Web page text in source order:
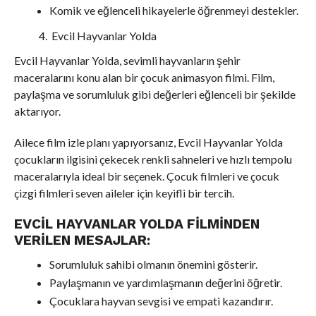
Komik ve eğlenceli hikayelerle öğrenmeyi destekler.
Evcil Hayvanlar Yolda
Evcil Hayvanlar Yolda, sevimli hayvanların şehir
maceralarını konu alan bir çocuk animasyon filmi. Film,
paylaşma ve sorumluluk gibi değerleri eğlenceli bir şekilde
aktarıyor.
Ailece film izle planı yapıyorsanız, Evcil Hayvanlar Yolda
çocukların ilgisini çekecek renkli sahneleri ve hızlı tempolu
maceralarıyla ideal bir seçenek. Çocuk filmleri ve çocuk
çizgi filmleri seven aileler için keyifli bir tercih.
EVCIL HAYVANLAR YOLDA FILMINDEN
VERILEN MESAJLAR:
Sorumluluk sahibi olmanın önemini gösterir.
Paylaşmanın ve yardımlaşmanın değerini öğretir.
Çocuklara hayvan sevgisi ve empati kazandırır.